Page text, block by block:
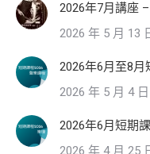
2026年7月講座
2026 年 5 月 13
2026年6月至8
2026 年 5 月 4 日
2026年6月短期
2026 年 4 月 25